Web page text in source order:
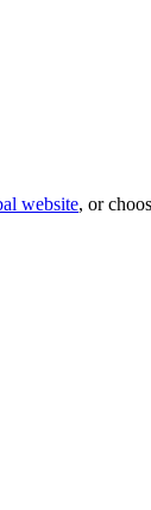
website, or